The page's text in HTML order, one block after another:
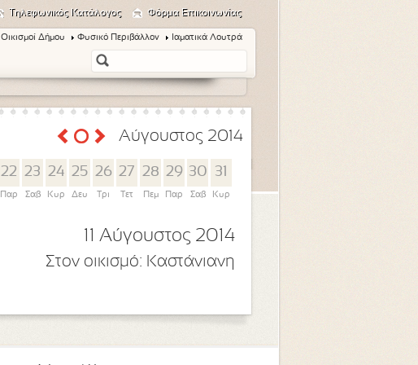
Τηλεφωνικός Κατάλογος Φόρμα Επικοινωνίας
Οικισμοί Δήμου Φυσικό Περιβάλλον Ιαματικά Λουτρά
Αύγουστος 2014
22
Παρ
23
Σαβ
24
Κυρ
25
Δευ
26
Τρι
27
Τετ
28
Πεμ
29
Παρ
30
Σαβ
31
Κυρ
11 Αύγουστος 2014
Στον οικισμό: Καστάνιανη